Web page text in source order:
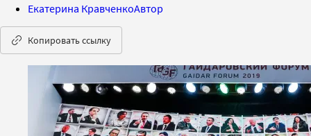
Екатерина КравченкоАвтор
Копировать ссылку